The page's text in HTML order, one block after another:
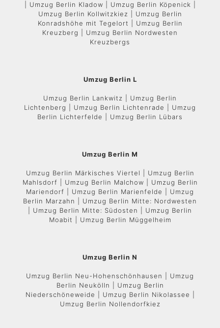
| Umzug Berlin Kladow | Umzug Berlin Köpenick |
Umzug Berlin Kollwitzkiez | Umzug Berlin
Konradshöhe mit Tegelort | Umzug Berlin
Kreuzberg | Umzug Berlin Nordwesten
Kreuzbergs
Umzug Berlin L
Umzug Berlin Lankwitz | Umzug Berlin
Lichtenberg | Umzug Berlin Lichtenrade | Umzug
Berlin Lichterfelde | Umzug Berlin Lübars
Umzug Berlin M
Umzug Berlin Märkisches Viertel | Umzug Berlin
Mahlsdorf | Umzug Berlin Malchow | Umzug Berlin
Mariendorf | Umzug Berlin Marienfelde | Umzug
Berlin Marzahn | Umzug Berlin Mitte: Nordwesten
| Umzug Berlin Mitte: Südosten | Umzug Berlin
Moabit | Umzug Berlin Müggelheim
Umzug Berlin N
Umzug Berlin Neu-Hohenschönhausen | Umzug
Berlin Neukölln | Umzug Berlin
Niederschöneweide | Umzug Berlin Nikolassee |
Umzug Berlin Nollendorfkiez